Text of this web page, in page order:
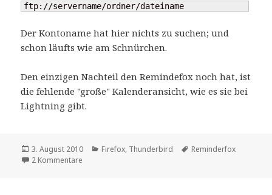
ftp://servername/ordner/dateiname
Der Kontoname hat hier nichts zu suchen; und
schon läufts wie am Schnürchen.
Den einzigen Nachteil den Remindefox noch hat, ist
die fehlende "große" Kalenderansicht, wie es sie bei
Lightning gibt.
Veröffentlicht
am
3. August 2010 Kategorien
Firefox, Thunderbird Schlagwörter
Reminderfox
2 Kommentare